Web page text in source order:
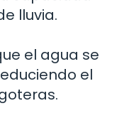
lluvia.
el agua se
el